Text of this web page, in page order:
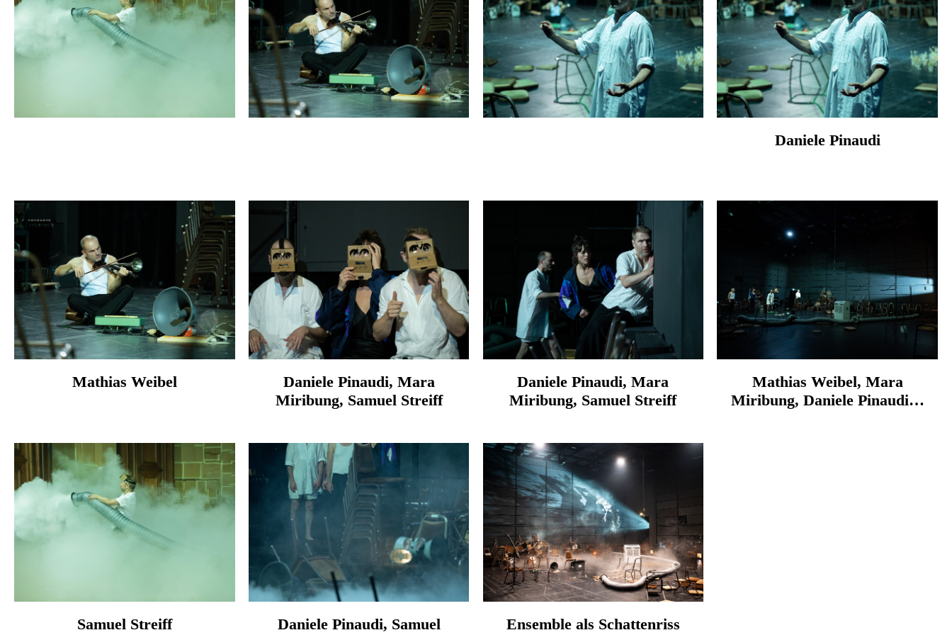
Daniele Pinaudi
Mathias Weibel
Daniele Pinaudi, Mara
Miribung, Samuel Streiff
Daniele Pinaudi, Mara
Miribung, Samuel Streiff
Mathias Weibel, Mara
Miribung, Daniele Pinaudi…
Samuel Streiff
Daniele Pinaudi, Samuel
Ensemble als Schattenriss